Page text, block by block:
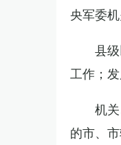
央军委
县
工作；
机
的市、